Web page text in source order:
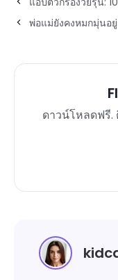
พ่อแม่ยังคงหมกมุ่นอ
ดาวน์โหลดฟรี.